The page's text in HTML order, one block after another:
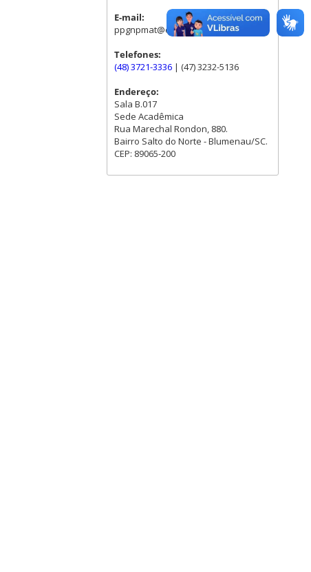
E-mail:
ppgnpmat@contato.ufsc.br
Telefones:
(48) 3721-3336 | (47) 3232-5136
Endereço:
Sala B.017
Sede Acadêmica
Rua Marechal Rondon, 880.
Bairro Salto do Norte - Blumenau/SC.
CEP: 89065-200